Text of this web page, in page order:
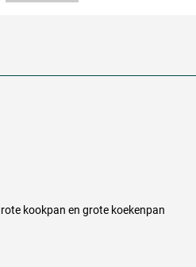
kookpan en grote koekenpan